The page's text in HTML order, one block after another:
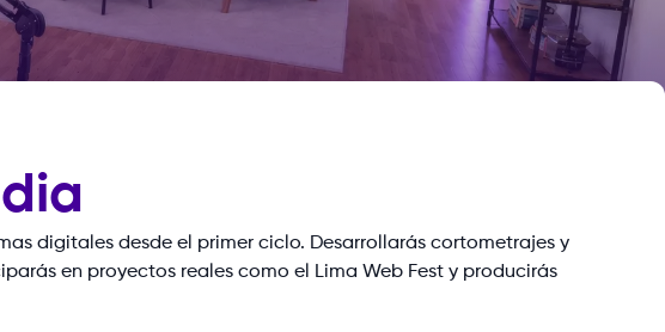
digitales desde el primer ciclo. Desarrollarás cortometrajes y
en proyectos reales como el Lima Web Fest y producirás